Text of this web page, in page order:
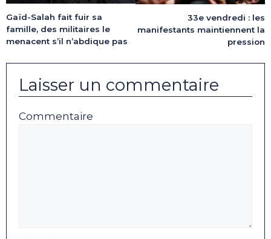
Gaïd-Salah fait fuir sa
famille, des militaires le
menacent s’il n’abdique pas
33e vendredi : les
manifestants maintiennent la
pression
Laisser un commentaire
Commentaire